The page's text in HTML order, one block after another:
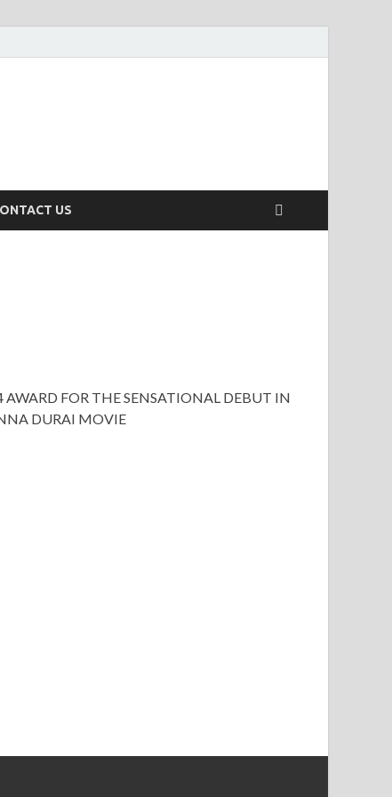
US
AWARD FOR THE SENSATIONAL DEBUT IN
DURAI MOVIE